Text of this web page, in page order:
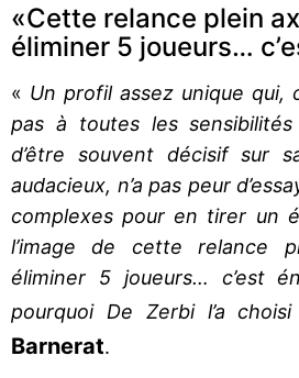
«Cette relance plein
éliminer 5 joueurs…
« Un profil assez unique qui,
pas à toutes les sensibilités
d’être souvent décisif sur
audacieux, n’a pas peur
complexes pour en tirer un
l’image de cette relance
éliminer 5 joueurs… c’est
pourquoi De Zerbi l’a choisi
Barnerat.